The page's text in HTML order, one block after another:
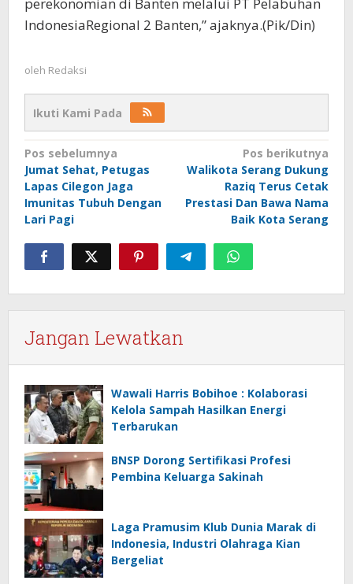
IndonesiaRegional 2 Banten,” ajaknya.(Pik/Din)
oleh Redaksi
Ikuti Kami Pada
Navigasi
pos
Pos sebelumnya
Jumat Sehat, Petugas
Lapas Cilegon Jaga
Imunitas Tubuh Dengan
Lari Pagi
Pos berikutnya
Walikota Serang Dukung
Raziq Terus Cetak
Prestasi Dan Bawa Nama
Baik Kota Serang
Jangan Lewatkan
Wawali Harris Bobihoe : Kolaborasi
Kelola Sampah Hasilkan Energi
Terbarukan
BNSP Dorong Sertifikasi Profesi
Pembina Keluarga Sakinah
Laga Pramusim Klub Dunia Marak di
Indonesia, Industri Olahraga Kian
Bergeliat